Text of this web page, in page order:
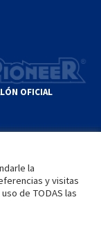
OFICIAL
OF SERVICE
POLÍTICA DE PRIVACIDAD
la
y visitas
de TODAS las